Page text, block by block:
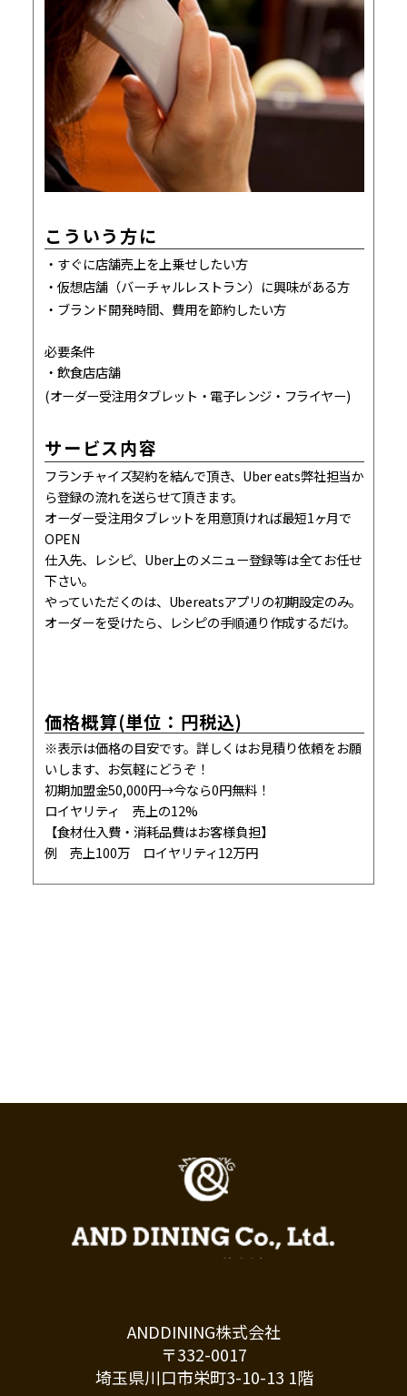
こういう方に
すぐに店舗売上を上乗せしたい方
仮想店舗（バーチャルレストラン）に興味がある方
ブランド開発時間、費用を節約したい方
必要条件
飲食店店舗
(オーダー受注用タブレット・電子レンジ・フライヤー)
サービス内容
フランチャイズ契約を結んで頂き、Uber eats弊社担当か
ら登録の流れを送らせて頂きます。
オーダー受注用タブレットを用意頂ければ最短1ヶ月で
OPEN
仕入先、レシピ、Uber上のメニュー登録等は全てお任せ
下さい。
やっていただくのは、Ubereatsアプリの初期設定のみ。
オーダーを受けたら、レシピの手順通り作成するだけ。
価格概算(単位：円税込)
※表示は価格の目安です。詳しくはお見積り依頼をお願
いします、お気軽にどうぞ！
初期加盟金50,000円→今なら0円無料！
ロイヤリティ 売上の12%
【食材仕入費・消耗品費はお客様負担】
例 売上100万 ロイヤリティ12万円
ANDDINING株式会社
〒332-0017
埼玉県川口市栄町3-10-13 1階